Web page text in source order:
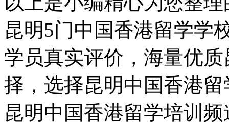
昆明5门中国香港留学学
学员真实评价，海量优
择，选择昆明中国香港
昆明中国香港留学培训频